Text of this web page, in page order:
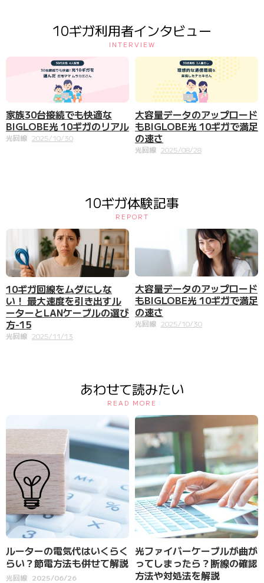
10ギガ利用者インタビュー
INTERVIEW
家族30台接続でも快適な
BIGLOBE光 10ギガのリアル
光回線 2025/10/30
大容量データのアップロード
もBIGLOBE光 10ギガで満足
の速さ
光回線 2025/08/28
10ギガ体験記事
REPORT
10ギガ回線をムダにしな
い！ 最大速度を引き出すル
ーターとLANケーブルの選び
方-15
光回線 2025/11/13
大容量データのアップロード
もBIGLOBE光 10ギガで満足
の速さ
光回線 2025/10/30
あわせて読みたい
READ MORE
ルーターの電気代はいくらく
らい？節電方法も併せて解説
光回線 2025/06/26
光ファイバーケーブルが曲が
ってしまったら？断線の確認
方法や対処法を解説